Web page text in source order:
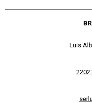
Luis
2202